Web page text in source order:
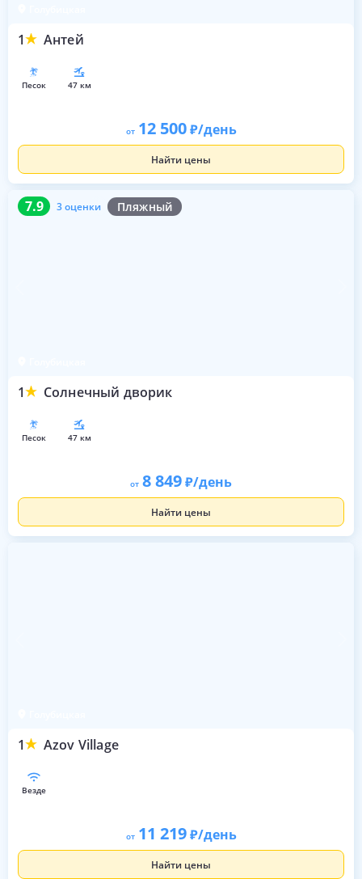
1 Антей
песок 47 км
от 12 500 /день
Найти цены
7.9 3 оценки Пляжный
1 Солнечный дворик
7.9 3 оценки
песок 47 км
от 8 849 /день
Найти цены
1 Azov Village
везде
от 11 219 /день
Найти цены